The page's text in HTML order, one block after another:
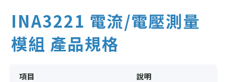
INA3221 電流/電壓測量
模組 產品規格
項目 說明